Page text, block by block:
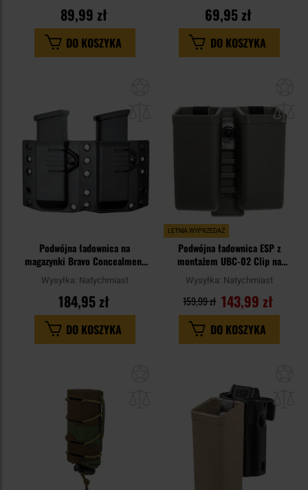
89,99 zł
DO KOSZYKA
69,95 zł
DO KOSZYKA
schowka
Podwójna ładownica na
magazynki Bravo Concealment
do Glock 19/23/32/HK VP9/Sig
Sauer P320s/S&W M&P
Wysyłka: Natychmiast
184,95 zł
DO KOSZYKA
LETNIA WYPRZEDAŻ
Podwójna ładownica ESP z
montażem UBC-02 Clip na
magazynki pistoletowe 9 mm -
Olive Drab
Wysyłka: Natychmiast
143,99 zł
159,99 zł
DO KOSZYKA
schowka